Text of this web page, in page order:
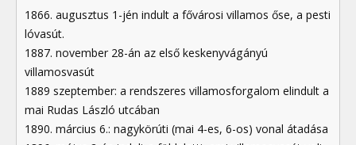
1866. augusztus 1-jén indult a fővárosi villamos őse, a pesti
lóvasút.
1887. november 28-án az első keskenyvágányú
villamosvasút
1889 szeptember: a rendszeres villamosforgalom elindult a
mai Rudas László utcában
1890. március 6.: nagykörúti (mai 4-es, 6-os) vonal átadása